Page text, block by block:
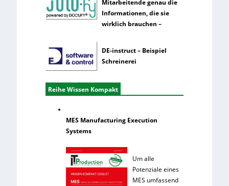
Mitarbeitende genau die
Informationen, die sie
wirklich brauchen –
DE-instruct – Beispiel
Schreinerei
Reihe Wissen Kompakt
MES Manufacturing Execution
Systems
Um alle
Potenziale eines
MES umfassend